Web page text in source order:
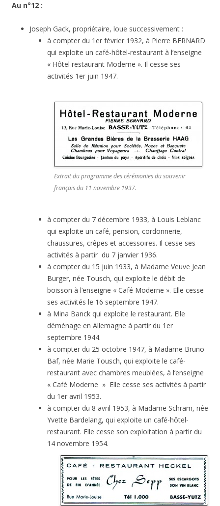
Au n°12 :
Joseph Gack, propriétaire, loue successivement :
à compter du 1er février 1932, à Pierre BERNARD
qui exploite un café-hôtel-restaurant à l’enseigne
« Hôtel restaurant Moderne ». Il cesse ses
activités 1er juin 1947.
Extrait du programme des cérémonies du souvenir
français du 11 novembre 1937.
à compter du 7 décembre 1933, à Louis Leblanc
qui exploite un café, pension, cordonnerie,
chaussures, crêpes et accessoires. Il cesse ses
activités à partir du 7 janvier 1936.
à compter du 15 juin 1933, à Madame Veuve Jean
Burger, née Tousch, qui exploite le débit de
boisson à l’enseigne « Café Moderne ». Elle cesse
ses activités le 16 septembre 1947.
à Mina Banck qui exploite le restaurant. Elle
déménage en Allemagne à partir du 1er
septembre 1944.
à compter du 25 octobre 1947, à Madame Bruno
Baf, née Marie Tousch, qui exploite le café-
restaurant avec chambres meublées, à l’enseigne
« Café Moderne » Elle cesse ses activités à partir
du 1er avril 1953.
à compter du 8 avril 1953, à Madame Schram, née
Yvette Bardelang, qui exploite un café-hôtel-
restaurant. Elle cesse son exploitation à partir du
14 novembre 1954.